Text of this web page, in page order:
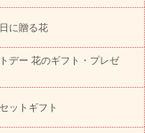
メント 花束
スタ
蘭 胡蝶蘭・花鉢
世界初の青色胡蝶蘭
リザーブドフラワー
ト
セミオーダー
みどりのeギフト
エローオレンジ
レッ
に贈る花
デー 花のギフト・プレゼ
ットギフト